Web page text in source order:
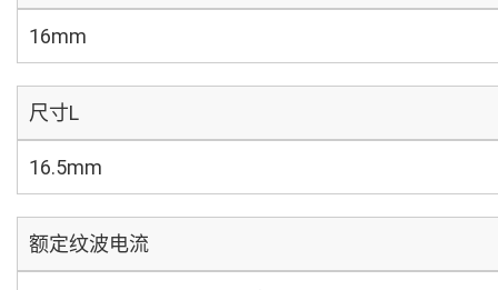
16mm
尺寸L
16.5mm
额定纹波电流